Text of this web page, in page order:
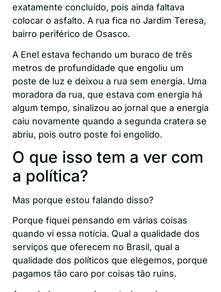
exatamente concluído, pois ainda faltava
colocar o asfalto. A rua fica no Jardim Teresa,
bairro periférico de Osasco.
A Enel estava fechando um buraco de três
metros de profundidade que engoliu um
poste de luz e deixou a rua sem energia. Uma
moradora da rua, que estava com energia há
algum tempo, sinalizou ao jornal que a energia
caiu novamente quando a segunda cratera se
abriu, pois outro poste foi engolido.
O que isso tem a ver com
a política?
Mas porque estou falando disso?
Porque fiquei pensando em várias coisas
quando vi essa notícia. Qual a qualidade dos
serviços que oferecem no Brasil, qual a
qualidade dos políticos que elegemos, porque
pagamos tão caro por coisas tão ruins.